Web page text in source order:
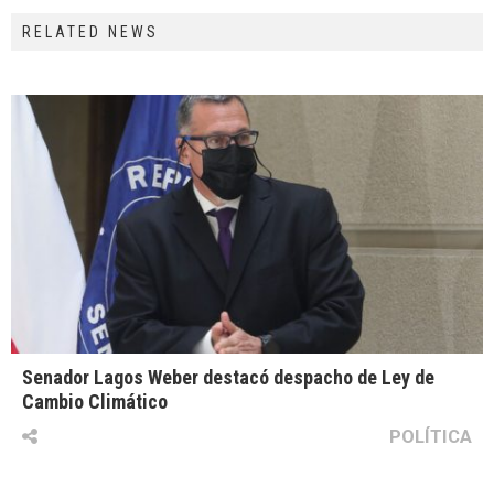
RELATED NEWS
Senador Lagos Weber destacó despacho de Ley de
Cambio Climático
POLÍTICA